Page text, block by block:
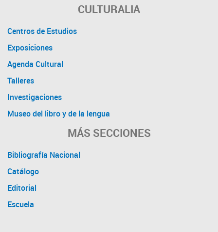
CULTURALIA
Centros de Estudios
Exposiciones
Agenda Cultural
Talleres
Investigaciones
Museo del libro y de la lengua
MÁS SECCIONES
Bibliografía Nacional
Catálogo
Editorial
Escuela